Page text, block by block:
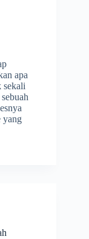
apa
sekali
yang